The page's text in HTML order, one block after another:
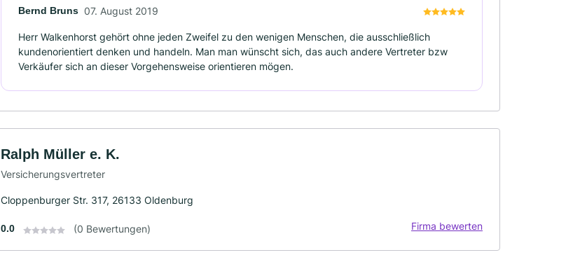
Bernd Bruns 07. August 2019
Herr Walkenhorst gehört ohne jeden Zweifel zu den wenigen Menschen, die ausschließlich
kundenorientiert denken und handeln. Man man wünscht sich, das auch andere Vertreter bzw
Verkäufer sich an dieser Vorgehensweise orientieren mögen.
Ralph Müller e. K.
Versicherungsvertreter
Cloppenburger Str. 317, 26133 Oldenburg
0.0 (0 Bewertungen) Firma bewerten